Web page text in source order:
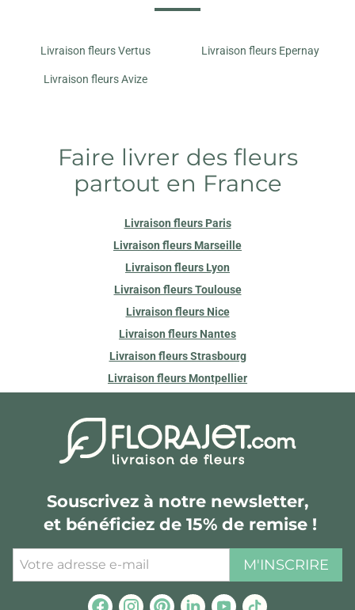
Livraison fleurs Vertus Livraison fleurs Epernay
Livraison fleurs Avize
Faire livrer des fleurs
partout en France
Livraison fleurs Paris
Livraison fleurs Marseille
Livraison fleurs Lyon
Livraison fleurs Toulouse
Livraison fleurs Nice
Livraison fleurs Nantes
Livraison fleurs Strasbourg
Livraison fleurs Montpellier
Souscrivez à notre newsletter,
et bénéficiez de 15% de remise !
M'INSCRIRE